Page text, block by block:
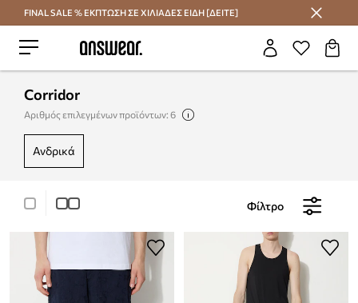
Εξοικονομήστε με το Answear Club
FINAL SALE % ΕΚΠΤΩΣΗ ΣΕ ΧΙΛΙΑΔΕΣ ΕΙΔΗ [ΔΕΙΤΕ]
Corridor
Αριθμός επιλεγμένων προϊόντων: 6
ανδρικά
Φίλτρο